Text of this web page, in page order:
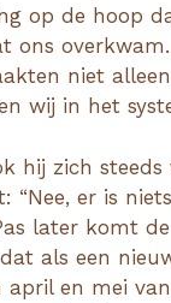
op de hoop
ons
niet
wij in het
hij zich
“Nee, er is
later komt
als een
april en mei